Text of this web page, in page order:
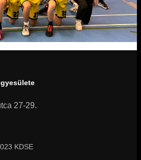
27-29.
KDSE